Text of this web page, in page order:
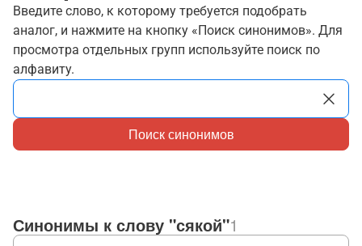
Введите слово, к которому требуется подобрать
аналог, и нажмите на кнопку «Поиск синонимов». Для
просмотра отдельных групп используйте поиск по
алфавиту.
Поиск синонимов
Синонимы к слову "сякой"1